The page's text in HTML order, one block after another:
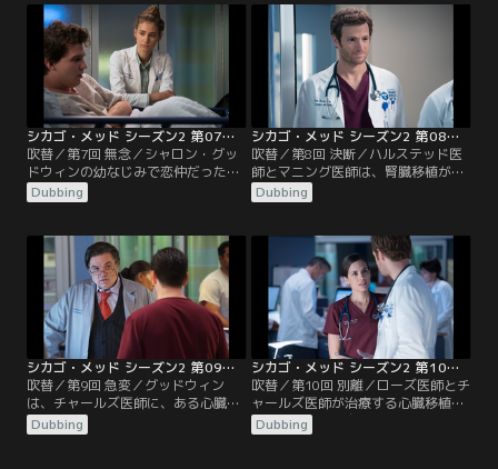
れる。突然聴力を失った8歳の少女
を連れた母親が来院。マニング医師
が担当するが、複雑な展開になる。
チャールズ医師とリンジー刑事に協
力を求める。グッドウィンとマギー
は病院の混雑を解消するためにベス
トを尽くし、ローズ医師は、レイサ
ム医師とハルステッド医師の超越し
た診断を受けて…。
シカゴ・メッド シーズン2 第07話／吹替
吹替／第7回 無念／シャロン・グッ
ドウィンの幼なじみで恋仲だった人
が来院するが、病状は深刻である。
金欠状態から脱したいハルステッド
ュというアプリのアイデアに惹かれ
る。心臓の感染症にかかった若い女
性の治療にローズ医師があたるが、
ローズ医師の主張に反対するチャー
ルズ医師と対立する。
Dubbing
シカゴ・メッド シーズン2 第08話／吹替
吹替／第8回 決断／ハルステッド医
師とマニング医師は、腎臓移植が必
要となった男性を診察するが、一緒
に来院したのは不仲の兄弟だった。
立たされる。ローズ医師とレイサム
医師は、遺伝性疾患で手術が必要な
16歳の少女の治療をするが、過保護
な母親は彼らのやり方に反対する。
囚人の男が異常な目的で病院に来
る。
Dubbing
シカゴ・メッド シーズン2 第09話／吹替
吹替／第9回 急変／グッドウィン
は、チャールズ医師に、ある心臓移
植希望者がレシピエントとして適合
するかどうかの判断を任せる。ジェ
Dubbing
シカゴ・メッド シーズン2 第10話／吹替
吹替／第10回 別離／ローズ医師とチ
ャールズ医師が治療する心臓移植の
レシピエントが自動車事故に遭い、
手術が困難となる問題が明るみに出
Dubbing